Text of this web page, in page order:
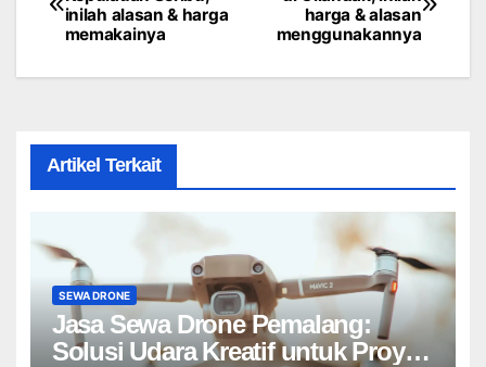
navigation
harga & alasan
menggunakannya
inilah alasan & harga
memakainya
Artikel Terkait
SEWA DRONE
Jasa Sewa Drone Pemalang:
Solusi Udara Kreatif untuk Proyek